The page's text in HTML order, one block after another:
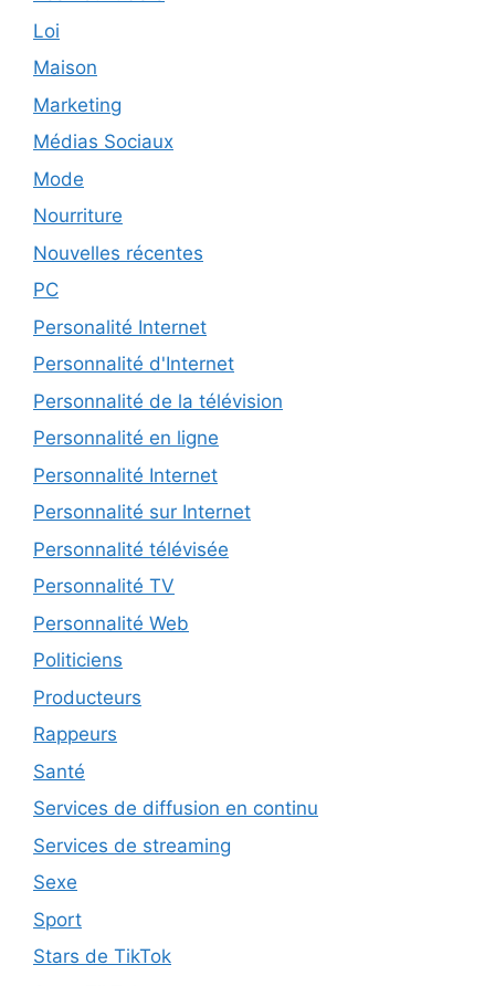
Loi
Maison
Marketing
Médias Sociaux
Mode
Nourriture
Nouvelles récentes
PC
Personalité Internet
Personnalité d'Internet
Personnalité de la télévision
Personnalité en ligne
Personnalité Internet
Personnalité sur Internet
Personnalité télévisée
Personnalité TV
Personnalité Web
Politiciens
Producteurs
Rappeurs
Santé
Services de diffusion en continu
Services de streaming
Sexe
Sport
Stars de TikTok